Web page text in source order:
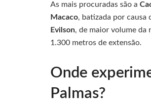
As mais procuradas são a
Macaco, batizada por causa
Evilson, de maior volume da
1.300 metros de extensão.
Onde
Palmas?